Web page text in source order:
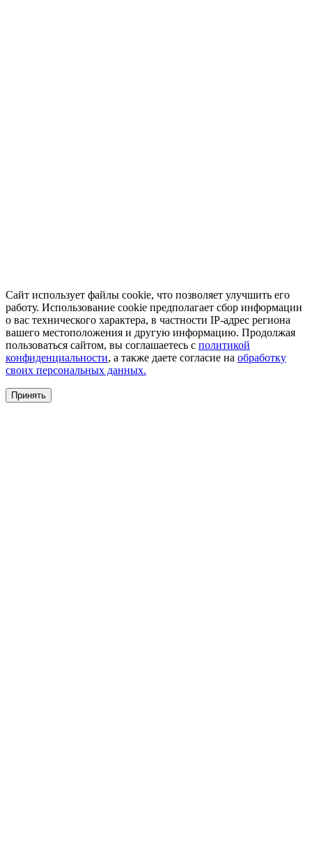
Сайт использует файлы cookie, что позволяет улучшить его
работу. Использование cookie предполагает сбор информации
о вас технического характера, в частности IP-адрес региона
вашего местоположения и другую информацию. Продолжая
пользоваться сайтом, вы соглашаетесь с политикой
конфиденциальности, а также даете согласие на обработку
своих персональных данных.
Принять